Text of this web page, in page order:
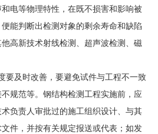
电等物理特性，在既不损害和影响被
能判断出检测对象的剩余寿命和缺陷
高新技术射线检测、超声波检测、磁
要及时改善，要避免试件与工程不一致
规范等。钢结构检测工程实施前，应
负责人审批过的施工组织设计、与其
件，并按有关规定报送或代表；如发